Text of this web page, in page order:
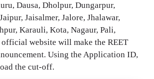
Dausa, Dholpur, Dungarpur,
Jaisalmer, Jalore, Jhalawar,
Karauli, Kota, Nagaur, Pali,
official website will make the REET
Using the Application ID,
the cut-off.